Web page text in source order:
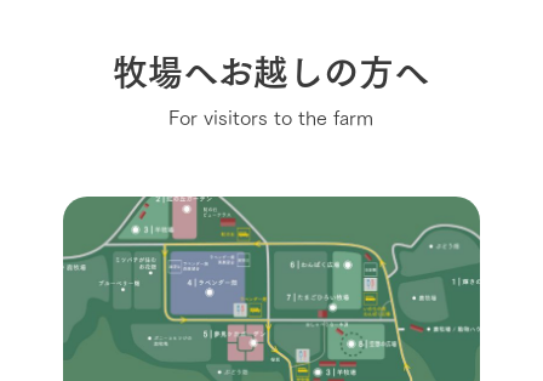
牧場へお越しの方へ
For visitors to the farm